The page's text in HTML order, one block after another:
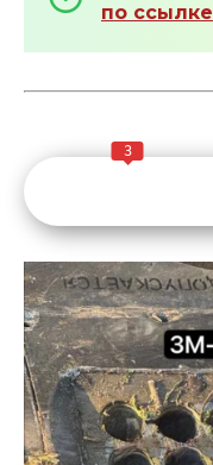
по ссылке
3